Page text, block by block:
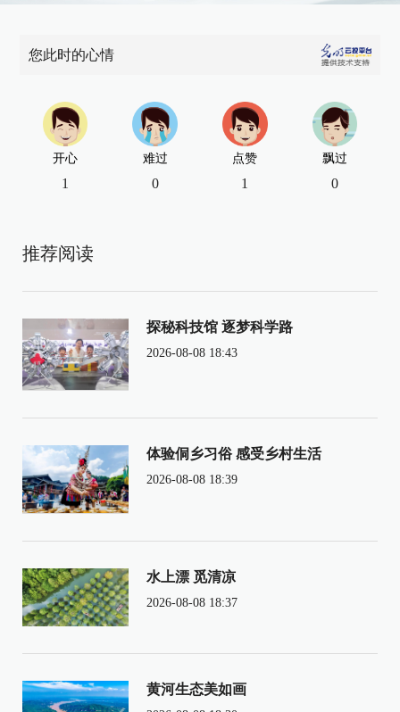
您此时的心情
开心
1
难过
0
点赞
1
飘过
0
推荐阅读
探秘科技馆 逐梦科学路
2026-08-08 18:43
体验侗乡习俗 感受乡村生活
2026-08-08 18:39
水上漂 觅清凉
2026-08-08 18:37
黄河生态美如画